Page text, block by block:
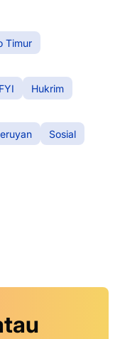
Timur
FYI
Hukrim
Sosial